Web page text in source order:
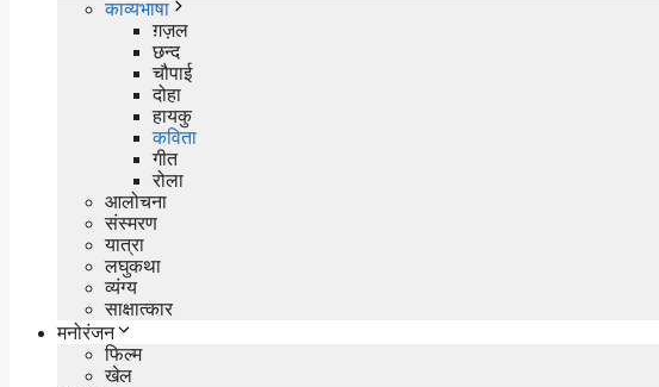
काव्यभाषा
ग़ज़ल
छन्द
चौपाई
दोहा
हायकु
कविता
गीत
रोला
आलोचना
संस्मरण
यात्रा
लघुकथा
व्यंग्य
साक्षात्कार
मनोरंजन
फिल्म
खेल